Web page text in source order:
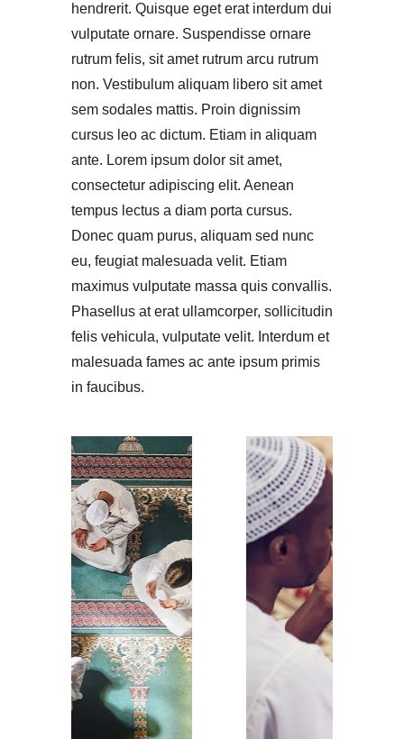
hendrerit. Quisque eget erat interdum dui
vulputate ornare. Suspendisse ornare
rutrum felis, sit amet rutrum arcu rutrum
non. Vestibulum aliquam libero sit amet
sem sodales mattis. Proin dignissim
cursus leo ac dictum. Etiam in aliquam
ante. Lorem ipsum dolor sit amet,
consectetur adipiscing elit. Aenean
tempus lectus a diam porta cursus.
Donec quam purus, aliquam sed nunc
eu, feugiat malesuada velit. Etiam
maximus vulputate massa quis convallis.
Phasellus at erat ullamcorper, sollicitudin
felis vehicula, vulputate velit. Interdum et
malesuada fames ac ante ipsum primis
in faucibus.